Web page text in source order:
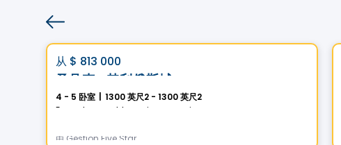
从 $ 813 000
圣吕克 · 赫利俄斯城
4 - 5 卧室 1300 英尺2 - 1300 英尺2
由 Gestion Five Star